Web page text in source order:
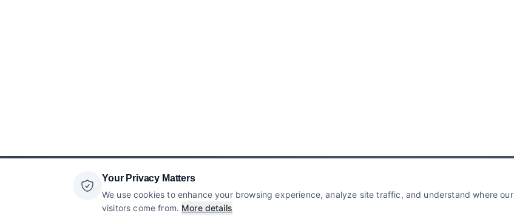
Your Privacy Matters
We use cookies to enhance your browsing experience, analyze site traffic, and understand where our
visitors come from. More details